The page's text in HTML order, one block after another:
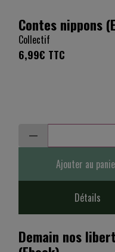
Contes nippons
Collectif
6,99€ TTC
Ajouter au
Détails
Demain nos